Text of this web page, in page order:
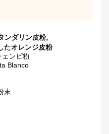
ンダリン皮粉,
たオレンジ皮粉
ェンピ粉
Blanco
末